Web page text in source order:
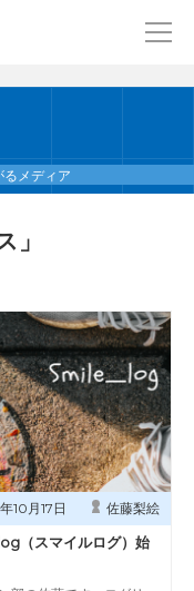
日本語
るメディア
」
10月17日 佐藤梨絵
（スマイルログ）始